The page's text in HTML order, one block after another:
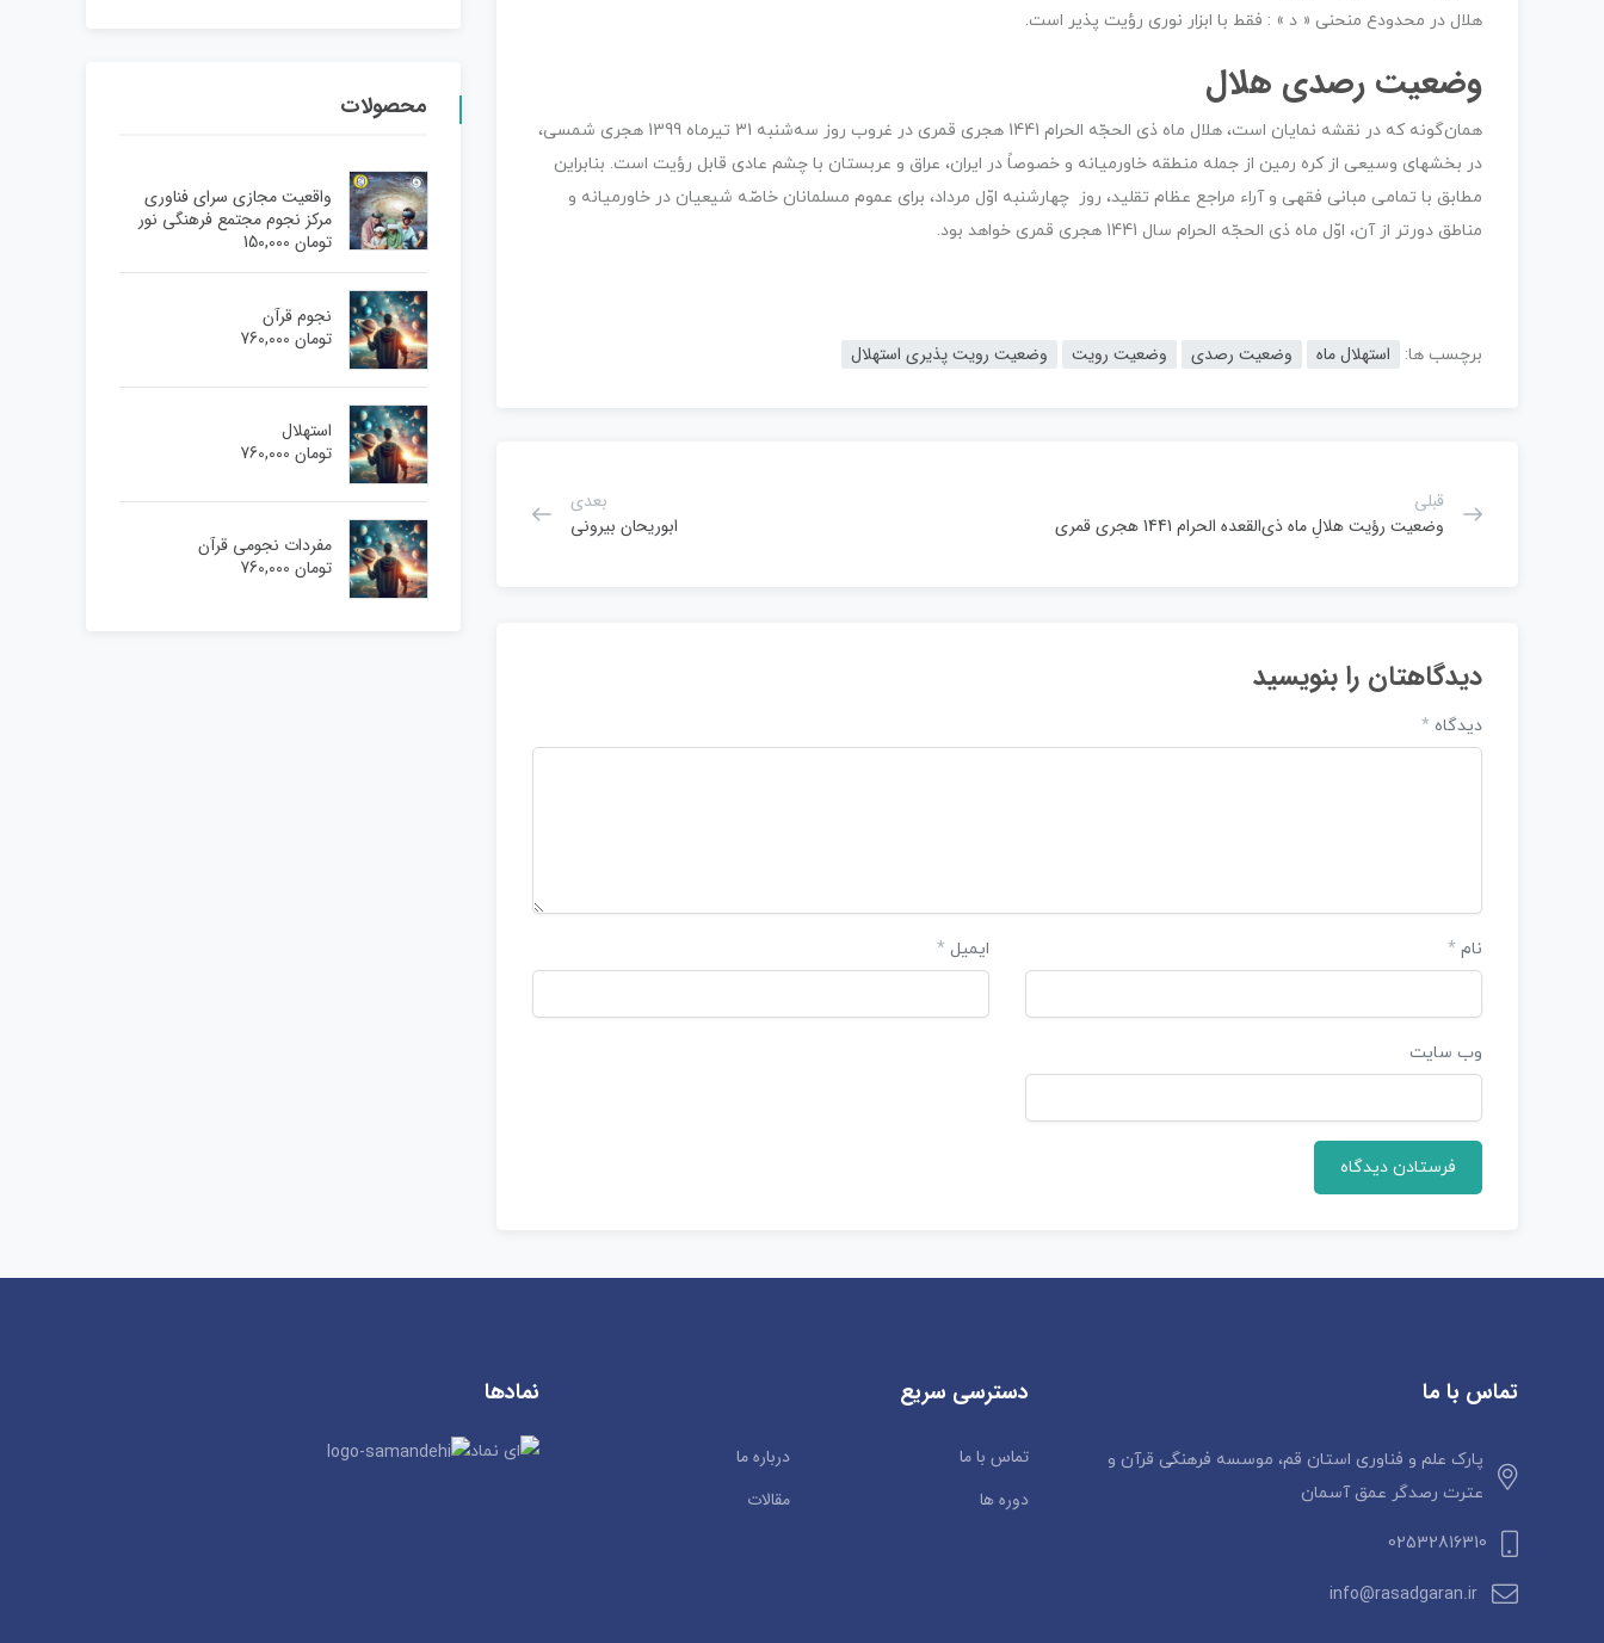
هلال در محدودع منحنی « د » : فقط با ابزار نوری رؤيت پذير است.
وضعیت رصدی هلال
همان‌گونه که در نقشه نمايان است، هلال ماه ذی الحجّه ‌الحرام 1441 هجری قمری در غروب روز سه‌­شنبه 31 تیرماه 1399 هجری شمسی،
در بخش­­های وسیعی از کره رمین از جمله منطقه خاورمیانه و خصوصاً در ایران، عراق و عربستان با چشم عادی قابل رؤيت است. بنابراین
مطابق با تمامی مبانی فقهی و آراء مراجع عظام تقلید، روز ­ چهارشنبه اوّل مرداد، برای عموم مسلمانان خاصّه شیعیان در خاورمیانه و
مناطق دورتر از آن، اوّل ماه ذی الحجّه الحرام سال 1441 هجری قمری خواهد بود.
برچسب ها: استهلال ماه وضعیت رصدی وضعیت رویت وضعیت رویت پذیری استهلال
قبلی
وضعیت رؤيت هلالِ ماه ذی‌القعده الحرام 1441 هجری قمری
بعدی
ابوریحان بیرونی
دیدگاهتان را بنویسید
دیدگاه *
نام * ایمیل *
وب‌ سایت
محصولات
واقعیت مجازی سرای فناوری
مرکز نجوم مجتمع فرهنگی نور
تومان
نجوم قرآن
تومان
استهلال
تومان
مفردات نجومی قرآن
تومان
تماس با ما
پارک علم و فناوری استان قم، موسسه فرهنگی قرآن و
عترت رصدگر عمق آسمان
02532816310
info@rasadgaran.ir
دسترسی سریع
تماس با ما
درباره ما
دوره ها
مقالات
نمادها